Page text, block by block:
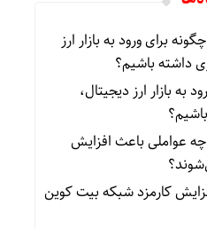
چگونه برای ورود به بازار ارز
داشته باشیم؟
به بازار ارز دیجیتال،
چه عواملی باعث افزایش
کارمزد شبکه بیت کوین